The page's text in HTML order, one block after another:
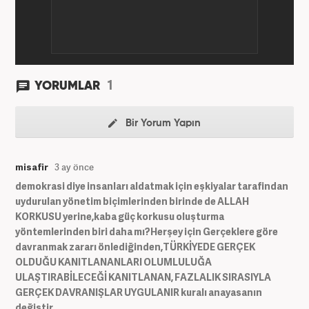
YORUMLAR 1
Bir Yorum Yapın
misafir 3 ay önce
demokrasi diye insanları aldatmak için eşkiyalar tarafindan
uydurulan yönetim biçimlerinden birinde de ALLAH
KORKUSU yerine,kaba güç korkusu oluşturma
yöntemlerinden biri daha mı?Herşey için Gerçeklere göre
davranmak zararı önlediğinden,TÜRKİYEDE GERÇEK
OLDUĞU KANITLANANLARI OLUMLULUĞA
ULAŞTIRABİLECEĞİ KANITLANAN, FAZLALIK SIRASIYLA
GERÇEK DAVRANIŞLAR UYGULANIR kuralı anayasanın